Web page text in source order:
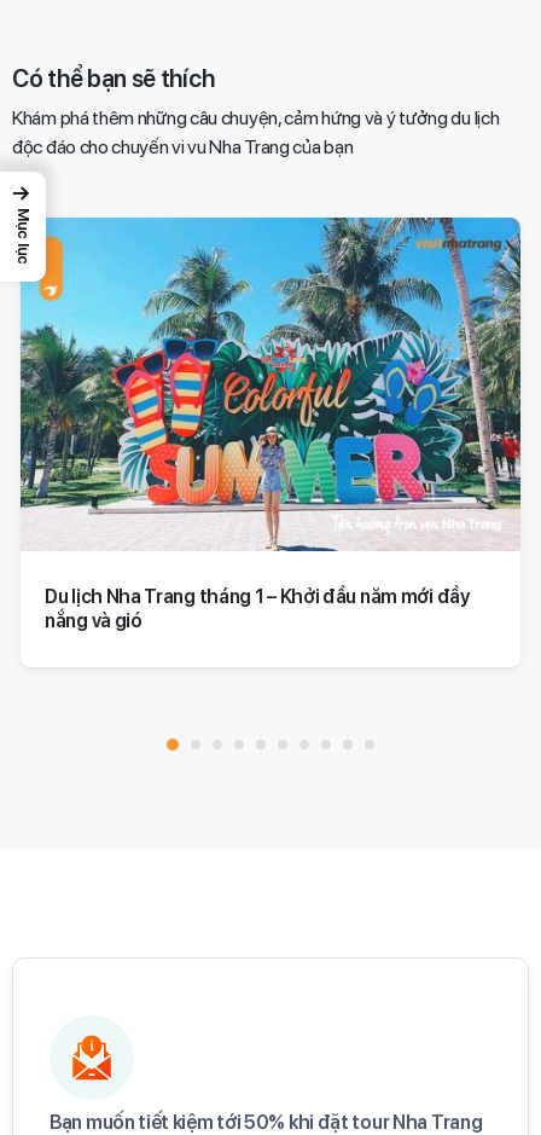
Có thể bạn sẽ thích
Khám phá thêm những câu chuyện, cảm hứng và ý tưởng du lịch
độc đáo cho chuyến vi vu Nha Trang của bạn​
Du lịch Nha Trang tháng 1 – Khởi đầu năm mới đầy
nắng và gió
Bạn muốn tiết kiệm tới 50% khi đặt tour Nha Trang​
→
Mục lục